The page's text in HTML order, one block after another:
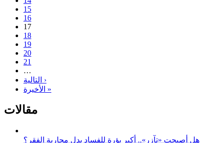
15
16
17
18
19
20
21
…
التالية ›
الأخيرة »
مقالات
هل أصبحت «تآزر».. أكبر بؤرة للفساد بدل محاربة الفقر؟